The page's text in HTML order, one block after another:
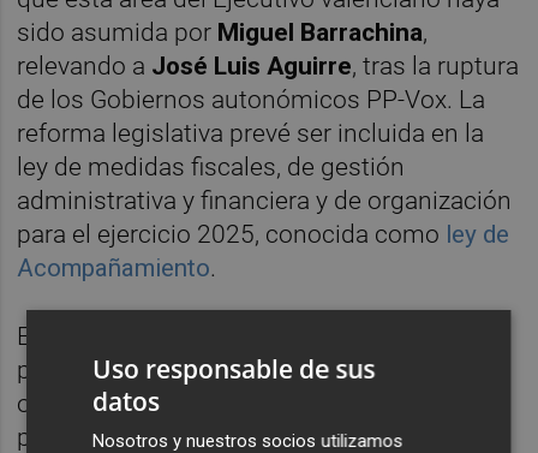
sido asumida por Miguel Barrachina,
relevando a José Luis Aguirre, tras la ruptura
de los Gobiernos autonómicos PP-Vox. La
reforma legislativa prevé ser incluida en la
ley de medidas fiscales, de gestión
administrativa y financiera y de organización
para el ejercicio 2025, conocida como ley de
Acompañamiento.
En concreto, el Consell plantea modificar el
preámbulo y siete artículos de la ley con un
objetivo principal: "Resolver una de las
principales causas de los incendios
Uso responsable de sus
datos
Nosotros y nuestros socios utilizamos